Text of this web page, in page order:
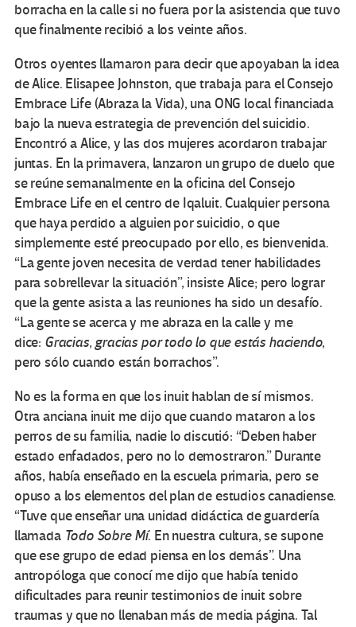
borracha en la calle si no fuera por la asistencia que tuvo
que finalmente recibió a los veinte años.
Otros oyentes llamaron para decir que apoyaban la idea
de Alice. Elisapee Johnston, que trabaja para el Consejo
Embrace Life (Abraza la Vida), una ONG local financiada
bajo la nueva estrategia de prevención del suicidio.
Encontró a Alice, y las dos mujeres acordaron trabajar
juntas. En la primavera, lanzaron un grupo de duelo que
se reúne semanalmente en la oficina del Consejo
Embrace Life en el centro de Iqaluit. Cualquier persona
que haya perdido a alguien por suicidio, o que
simplemente esté preocupado por ello, es bienvenida.
“La gente joven necesita de verdad tener habilidades
para sobrellevar la situación”, insiste Alice; pero lograr
que la gente asista a las reuniones ha sido un desafío.
“La gente se acerca y me abraza en la calle y me
dice: Gracias, gracias por todo lo que estás haciendo,
pero sólo cuando están borrachos”.
No es la forma en que los inuit hablan de sí mismos.
Otra anciana inuit me dijo que cuando mataron a los
perros de su familia, nadie lo discutió: “Deben haber
estado enfadados, pero no lo demostraron.” Durante
años, había enseñado en la escuela primaria, pero se
opuso a los elementos del plan de estudios canadiense.
“Tuve que enseñar una unidad didáctica de guardería
llamada Todo Sobre Mí. En nuestra cultura, se supone
que ese grupo de edad piensa en los demás”. Una
antropóloga que conocí me dijo que había tenido
dificultades para reunir testimonios de inuit sobre
traumas y que no llenaban más de media página. Tal